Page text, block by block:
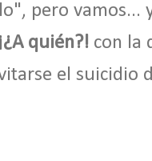
pero vamos...
quién?! con la
el suicidio